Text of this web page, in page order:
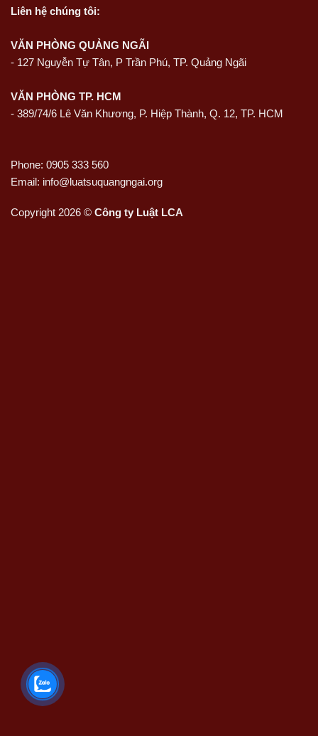
Liên hệ chúng tôi:
VĂN PHÒNG QUẢNG NGÃI
- 127 Nguyễn Tự Tân, P Trần Phú, TP. Quảng Ngãi
VĂN PHÒNG TP. HCM
- 389/74/6 Lê Văn Khương, P. Hiệp Thành, Q. 12, TP. HCM
Phone: 0905 333 560
Email: info@luatsuquangngai.org
Copyright 2026 © Công ty Luật LCA